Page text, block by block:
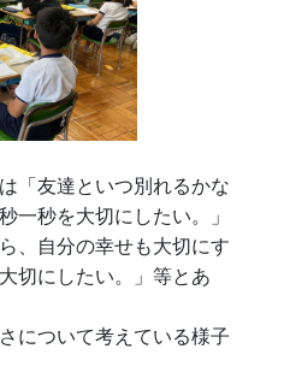
「友達といつ別れるかな
一秒を大切にしたい。」
、自分の幸せも大切にす
切にしたい。」等とあ
について考えている様子